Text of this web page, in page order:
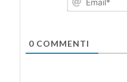
0COMMENTI